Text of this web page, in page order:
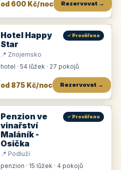
od 600 Kč/noc Rezervovat →
Hotel Happy
Star
✓ Prověřeno
📍 Znojemsko
hotel · 54 lůžek · 27 pokojů
od 875 Kč/noc Rezervovat →
Penzion ve
vinařství
Maláník -
Osička
✓ Prověřeno
📍 Podluží
penzion · 15 lůžek · 4 pokojů